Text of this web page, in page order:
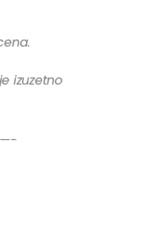
izuzetno